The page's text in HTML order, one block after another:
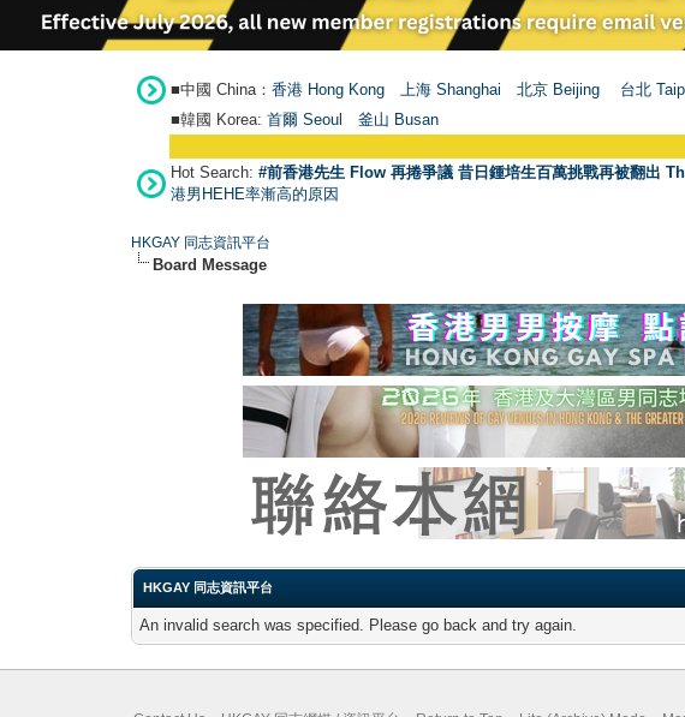
■中國 China： 香港 Hong Kong 上海 Shanghai 北京 Beijing 台北
■韓國 Korea: 首爾 Seou 釜山 Busan
Hot Search: #前香港先生 Flow 再捲爭議 昔日鍾培生百萬挑戰再被翻出
港男HEHE率漸高的原因
HKGAY 同志資訊平台
Board Message
HKGAY 同志資訊平台
An invalid search was specified. Please go back and try again.